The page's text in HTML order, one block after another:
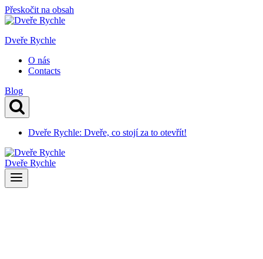
Přeskočit na obsah
Dveře Rychle
O nás
Contacts
Blog
Dveře Rychle: Dveře, co stojí za to otevřít!
Dveře Rychle